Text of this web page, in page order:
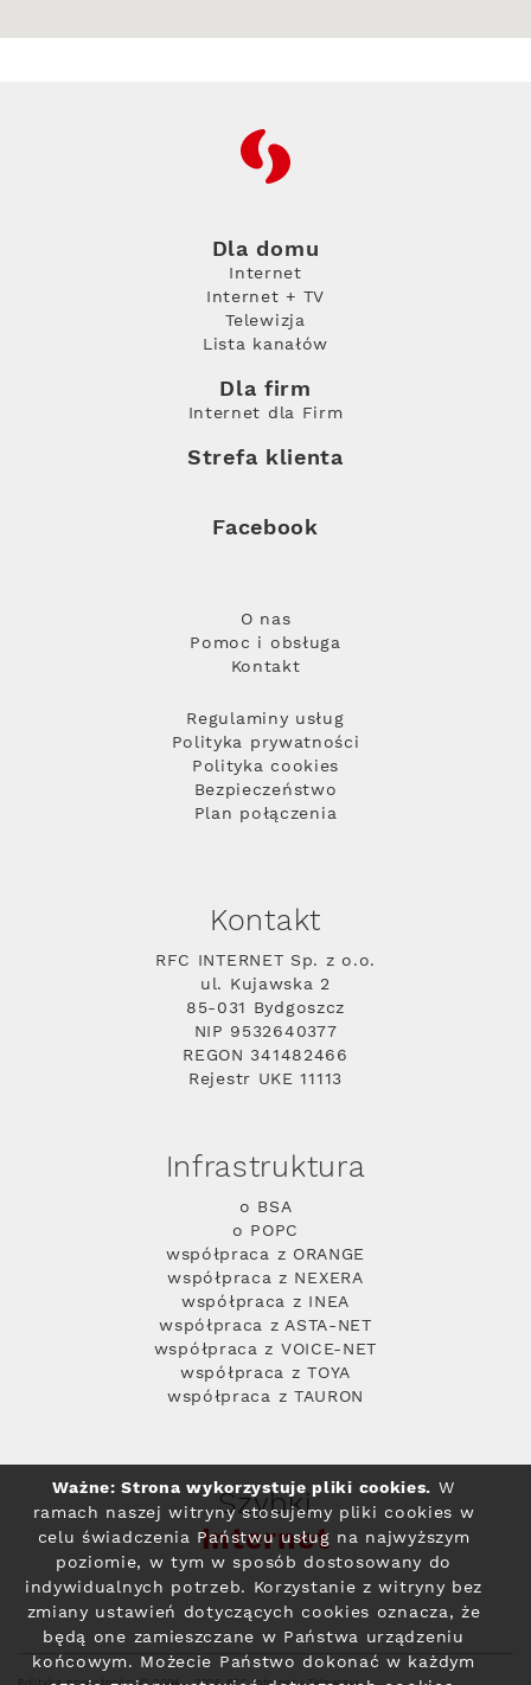
RFC
Dla domu
Internet
Internet + TV
Telewizja
Lista kanałów
Dla firm
Internet dla Firm
Strefa klienta
Facebook
O nas
Pomoc i obsługa
Kontakt
Regulaminy usług
Polityka prywatności
Polityka cookies
Bezpieczeństwo
Plan połączenia
Kontakt
RFC INTERNET Sp. z o.o.
ul. Kujawska 2
85-031 Bydgoszcz
NIP 9532640377
REGON 341482466
Rejestr UKE 11113
Infrastruktura
o BSA
o POPC
współpraca z ORANGE
współpraca z NEXERA
współpraca z INEA
współpraca z ASTA-NET
współpraca z VOICE-NET
współpraca z TOYA
współpraca z TAURON
Szybki
Internet
Ważne: Strona wykorzystuje pliki cookies. W
ramach naszej witryny stosujemy pliki cookies w
celu świadczenia Państwu usług na najwyższym
poziomie, w tym w sposób dostosowany do
indywidualnych potrzeb. Korzystanie z witryny bez
zmiany ustawień dotyczących cookies oznacza, że
będą one zamieszczane w Państwa urządzeniu
końcowym. Możecie Państwo dokonać w każdym